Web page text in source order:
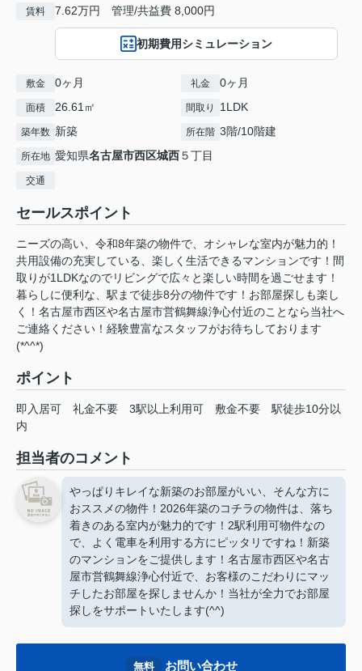
賃料 7.62万円 管理/共益費 8,000円
初期費用シミュレーション
敷金 0ヶ月 礼金 0ヶ月
面積 26.61㎡ 間取り 1LDK
築年数 新築 所在階 3階/10階建
所在地 愛知県名古屋市西区城西５丁目
交通
セールスポイント
ニーズの高い、令和8年築の物件で、オシャレな室内が魅力的！
共用設備の充実している、楽しく生活できるマンションです！間
取りが1LDKなのでリビングで広々と楽しい時間を過ごせます！
暮らしに便利な、駅まで徒歩8分の物件です！お部屋探しも楽し
く！名古屋市西区や名古屋市営鶴舞線浄心付近のことなら当社へ
ご連絡ください！経験豊富なスタッフがお待ちしております
(*^^*)
ポイント
即入居可 礼金不要 3駅以上利用可 敷金不要
駅徒歩10分以
内
担当者のコメント
やっぱりキレイな新築のお部屋がいい、そんな方に
おススメの物件！2026年築のコチラの物件は、落ち
着きのある室内が魅力的です！2駅利用可物件なの
で、よく電車を利用する方にピッタリですね！新築
のマンションをご提供します！名古屋市西区や名古
屋市営鶴舞線浄心付近で、お客様のこだわりにマッ
チしたお部屋を探しませんか！当社が全力でお部屋
探しをサポートいたします(^^)
無料 お問い合わせ